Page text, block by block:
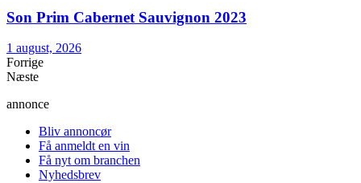
Son Prim Cabernet Sauvignon 2023
1 august, 2026
Forrige
Næste
annonce
Bliv annoncør
Få anmeldt en vin
Få nyt om branchen
Nyhedsbrev